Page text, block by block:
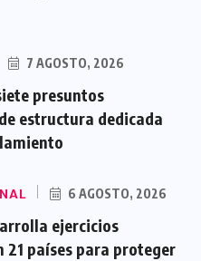
7 AGOSTO, 2026
presuntos
estructura dedicada
6 AGOSTO, 2026
ejercicios
21 países para proteger